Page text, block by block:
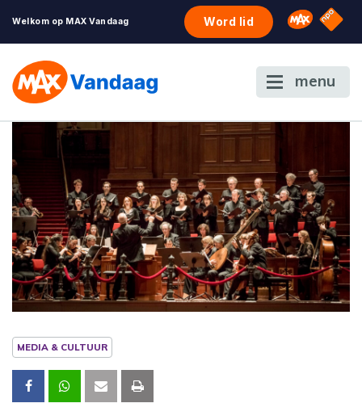
Welkom op MAX Vandaag Word lid Omroep
NPO
menu
MEDIA & CULTUUR